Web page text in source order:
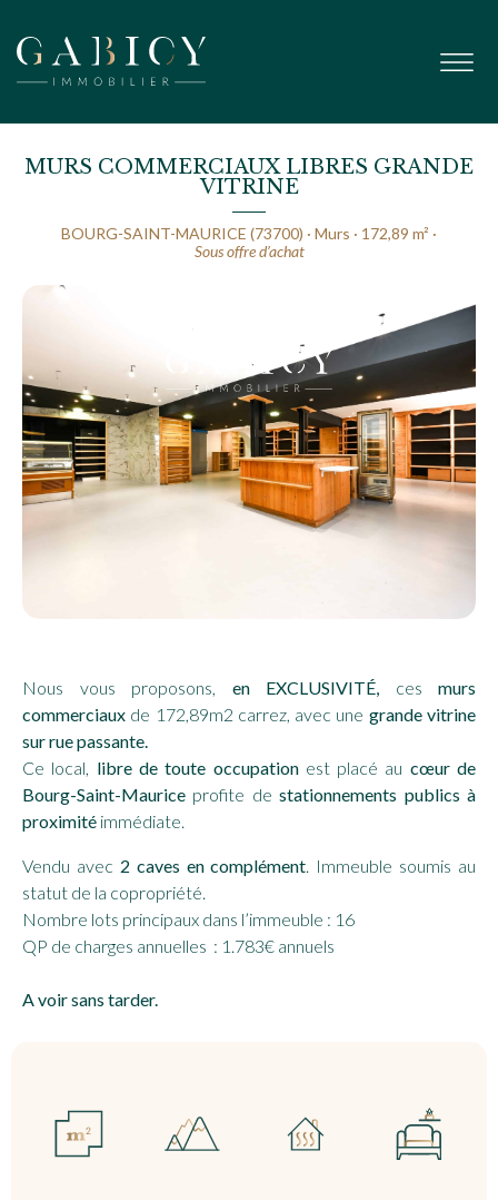
MURS COMMERCIAUX LIBRES GRANDE
VITRINE
BOURG-SAINT-MAURICE (73700) · Murs · 172,89 m² ·
Sous offre d’achat
Nous vous proposons, en EXCLUSIVITÉ, ces murs
commerciaux de 172,89m2 carrez, avec une grande vitrine
sur rue passante.
Ce local, libre de toute occupation est placé au cœur de
Bourg-Saint-Maurice profite destationnements publics à
proximité immédiate.
Vendu avec 2 caves en complément. Immeuble soumis au
statut de la copropriété.
Nombre lots principaux dans l’immeuble : 16
QP de charges annuelles : 1.783€ annuels
A voir sans tarder.